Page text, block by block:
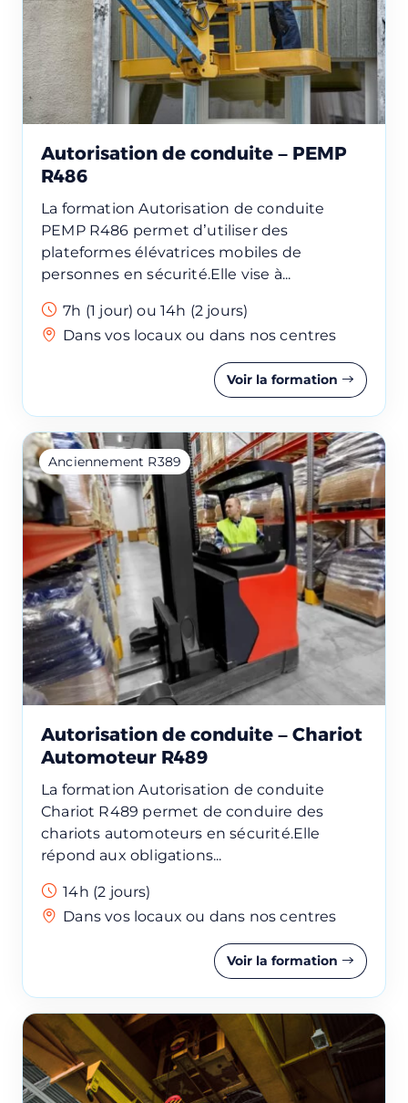
Autorisation de conduite – PEMP
R486
La formation Autorisation de conduite
PEMP R486 permet d’utiliser des
plateformes élévatrices mobiles de
personnes en sécurité.Elle vise à...
7h (1 jour) ou 14h (2 jours)
Dans vos locaux ou dans nos centres
Voir la formation
Anciennement R389
Autorisation de conduite – Chariot
Automoteur R489
La formation Autorisation de conduite
Chariot R489 permet de conduire des
chariots automoteurs en sécurité.Elle
répond aux obligations...
14h (2 jours)
Dans vos locaux ou dans nos centres
Voir la formation